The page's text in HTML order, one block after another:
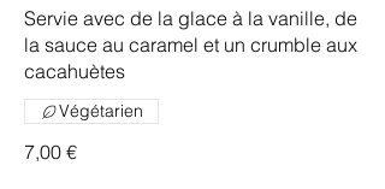
Servie avec de la glace à la vanille, de
la sauce au caramel et un crumble aux
cacahuètes
7,00 €
Végétarien